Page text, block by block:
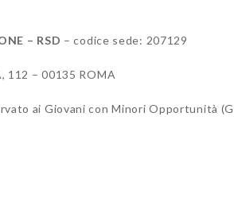
– RSD – codice sede: 207129
112 – 00135 ROMA
ai Giovani con Minori Opportunità